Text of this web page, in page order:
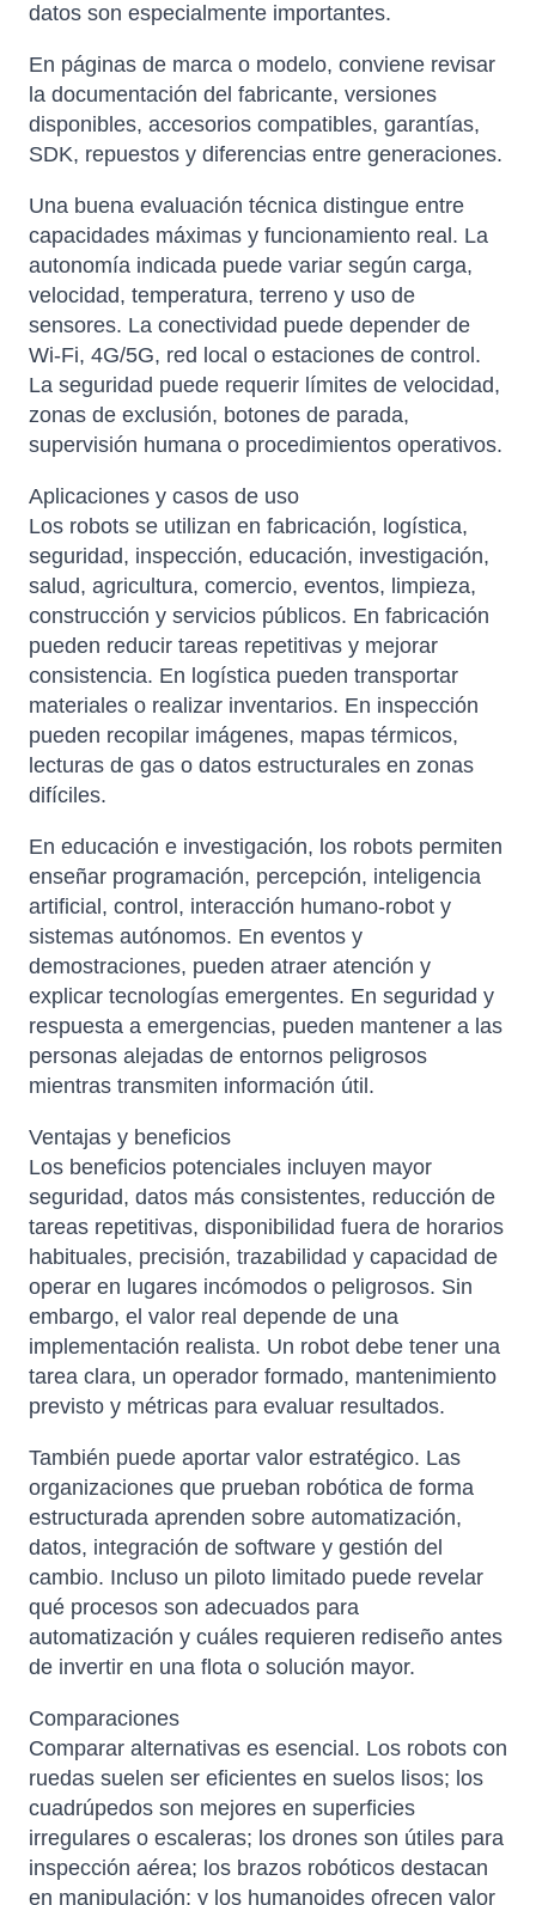
datos son especialmente importantes.
En páginas de marca o modelo, conviene revisar
la documentación del fabricante, versiones
disponibles, accesorios compatibles, garantías,
SDK, repuestos y diferencias entre generaciones.
Una buena evaluación técnica distingue entre
capacidades máximas y funcionamiento real. La
autonomía indicada puede variar según carga,
velocidad, temperatura, terreno y uso de
sensores. La conectividad puede depender de
Wi-Fi, 4G/5G, red local o estaciones de control.
La seguridad puede requerir límites de velocidad,
zonas de exclusión, botones de parada,
supervisión humana o procedimientos operativos.
Aplicaciones y casos de uso
Los robots se utilizan en fabricación, logística,
seguridad, inspección, educación, investigación,
salud, agricultura, comercio, eventos, limpieza,
construcción y servicios públicos. En fabricación
pueden reducir tareas repetitivas y mejorar
consistencia. En logística pueden transportar
materiales o realizar inventarios. En inspección
pueden recopilar imágenes, mapas térmicos,
lecturas de gas o datos estructurales en zonas
difíciles.
En educación e investigación, los robots permiten
enseñar programación, percepción, inteligencia
artificial, control, interacción humano-robot y
sistemas autónomos. En eventos y
demostraciones, pueden atraer atención y
explicar tecnologías emergentes. En seguridad y
respuesta a emergencias, pueden mantener a las
personas alejadas de entornos peligrosos
mientras transmiten información útil.
Ventajas y beneficios
Los beneficios potenciales incluyen mayor
seguridad, datos más consistentes, reducción de
tareas repetitivas, disponibilidad fuera de horarios
habituales, precisión, trazabilidad y capacidad de
operar en lugares incómodos o peligrosos. Sin
embargo, el valor real depende de una
implementación realista. Un robot debe tener una
tarea clara, un operador formado, mantenimiento
previsto y métricas para evaluar resultados.
También puede aportar valor estratégico. Las
organizaciones que prueban robótica de forma
estructurada aprenden sobre automatización,
datos, integración de software y gestión del
cambio. Incluso un piloto limitado puede revelar
qué procesos son adecuados para
automatización y cuáles requieren rediseño antes
de invertir en una flota o solución mayor.
Comparaciones
Comparar alternativas es esencial. Los robots con
ruedas suelen ser eficientes en suelos lisos; los
cuadrúpedos son mejores en superficies
irregulares o escaleras; los drones son útiles para
inspección aérea; los brazos robóticos destacan
en manipulación; y los humanoides ofrecen valor